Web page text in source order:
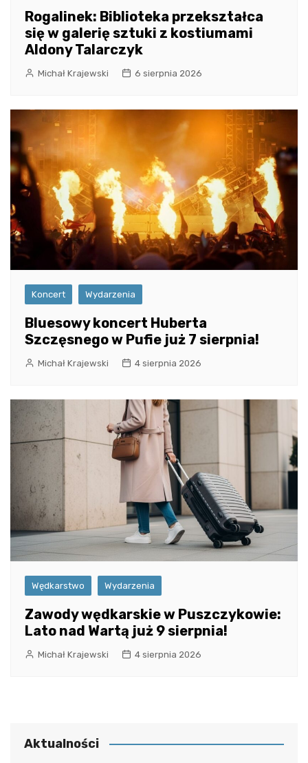
Rogalinek: Biblioteka przekształca
się w galerię sztuki z kostiumami
Aldony Talarczyk
Michał Krajewski 6 sierpnia 2026
Koncert Wydarzenia
Bluesowy koncert Huberta
Szczęsnego w Pufie już 7 sierpnia!
Michał Krajewski 4 sierpnia 2026
Wędkarstwo Wydarzenia
Zawody wędkarskie w Puszczykowie:
Lato nad Wartą już 9 sierpnia!
Michał Krajewski 4 sierpnia 2026
Aktualności